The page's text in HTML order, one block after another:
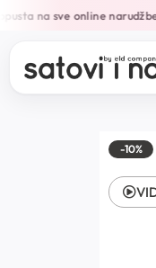
na sve online narudžbe•
-10%